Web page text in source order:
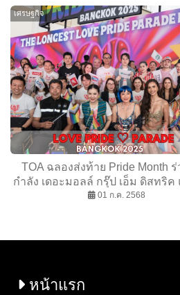
เศรษฐกิจ
TOA ฉลองส่งท้าย Pride Month
กำลัง เดอะมอลล์ กรุ๊ป เอ็ม ดิสทริค
รัฐ จัดงาน “LOVE PRIDE ♡
01 ก.ค. 2568
หน้าแรก